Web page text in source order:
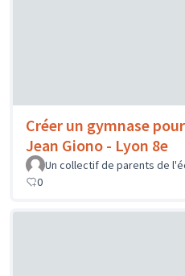
Créer un gymnase
Jean Giono - Lyon 8e
Un collectif de parents de
0